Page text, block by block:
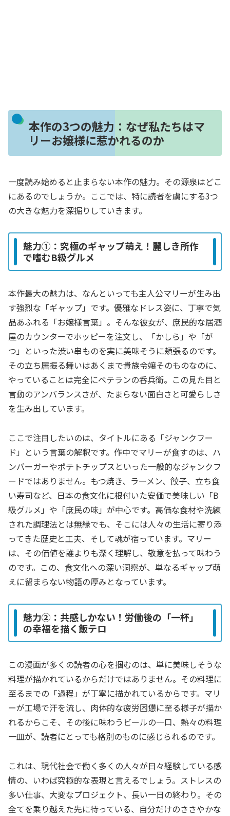
本作の3つの魅力：なぜ私たちはマ
リーお嬢様に惹かれるのか
一度読み始めると止まらない本作の魅力。その源泉はどこ
にあるのでしょうか。ここでは、特に読者を虜にする3つ
の大きな魅力を深掘りしていきます。
魅力①：究極のギャップ萌え！麗しき所作
で嗜むB級グルメ
本作最大の魅力は、なんといっても主人公マリーが生み出
す強烈な「ギャップ」です。優雅なドレス姿に、丁寧で気
品あふれる「お嬢様言葉」。そんな彼女が、庶民的な居酒
屋のカウンターでホッピーを注文し、「かしら」や「が
つ」といった渋い串ものを実に美味そうに頬張るのです。
その立ち居振る舞いはあくまで貴族令嬢そのものなのに、
やっていることは完全にベテランの呑兵衛。この見た目と
言動のアンバランスさが、たまらない面白さと可愛らしさ
を生み出しています。
ここで注目したいのは、タイトルにある「ジャンクフー
ド」という言葉の解釈です。作中でマリーが食すのは、ハ
ンバーガーやポテトチップスといった一般的なジャンクフ
ードではありません。もつ焼き、ラーメン、餃子、立ち食
い寿司など、日本の食文化に根付いた安価で美味しい「B
級グルメ」や「庶民の味」が中心です。高価な食材や洗練
された調理法とは無縁でも、そこには人々の生活に寄り添
ってきた歴史と工夫、そして魂が宿っています。マリー
は、その価値を誰よりも深く理解し、敬意を払って味わう
のです。この、食文化への深い洞察が、単なるギャップ萌
えに留まらない物語の厚みとなっています。
魅力②：共感しかない！労働後の「一杯」
の幸福を描く飯テロ
この漫画が多くの読者の心を掴むのは、単に美味しそうな
料理が描かれているからだけではありません。その料理に
至るまでの「過程」が丁寧に描かれているからです。マリ
ーが工場で汗を流し、肉体的な疲労困憊に至る様子が描か
れるからこそ、その後に味わうビールの一口、熱々の料理
一皿が、読者にとっても格別のものに感じられるのです。
これは、現代社会で働く多くの人々が日々経験している感
情の、いわば究極的な表現と言えるでしょう。ストレスの
多い仕事、大変なプロジェクト、長い一日の終わり。その
全てを乗り越えた先に待っている、自分だけのささやかな